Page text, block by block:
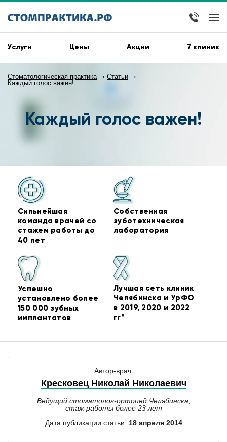
Услуги Цены Акции 7 клиник
Стоматологическая практика
Статьи
Каждый голос важен!
Каждый голос важен!
Сильнейшая
команда врачей со
стажем работы до
40 лет
Собственная
зуботехническая
лаборатория
Успешно
установлено более
150 000 зубных
имплантатов
Лучшая сеть клиник
Челябинска и УрФО
в 2019, 2020 и 2022
гг*
Автор-врач:
Кресковец Николай Николаевич
Ведущий стоматолог-ортопед Челябинска,
стаж работы более 23 лет
Дата публикации статьи: 18 апреля 2014